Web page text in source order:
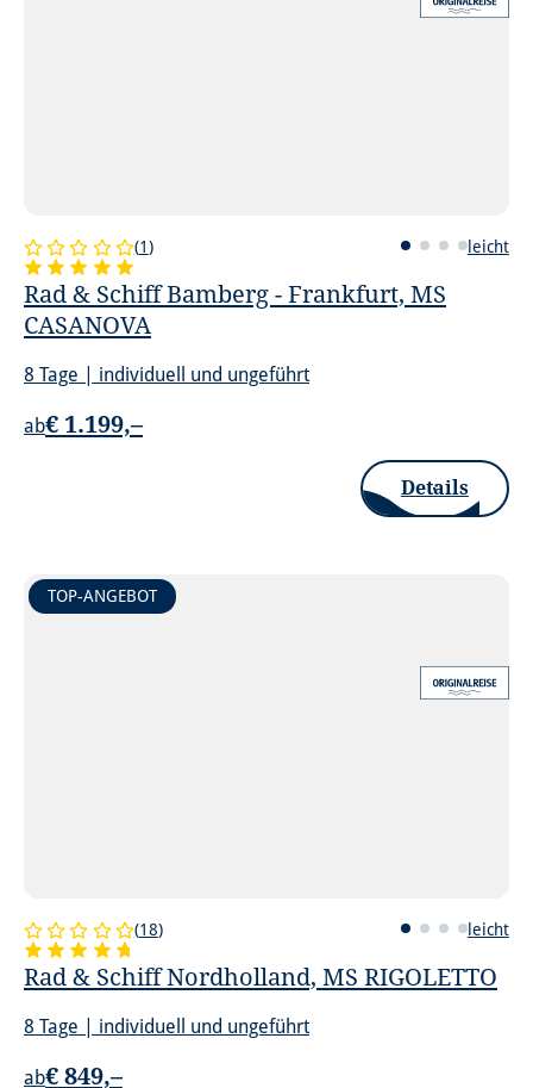
Rad & Schiff Bamberg - Frankfurt, MS
CASANOVA
(1) leicht
8 Tage | individuell und ungeführt
Details
ab€ 1.199,–
TOP-ANGEBOT
Rad & Schiff Nordholland, MS RIGOLETTO
(18) leicht
8 Tage | individuell und ungeführt
ab€ 849,–